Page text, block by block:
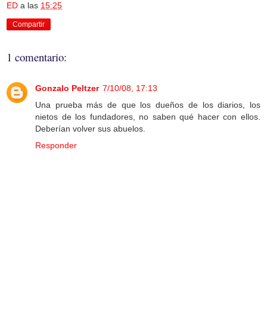
ED a las 15:25
Compartir
1 comentario:
Gonzalo Peltzer 7/10/08, 17:13
Una prueba más de que los dueños de los diarios, los
nietos de los fundadores, no saben qué hacer con ellos.
Deberían volver sus abuelos.
Responder